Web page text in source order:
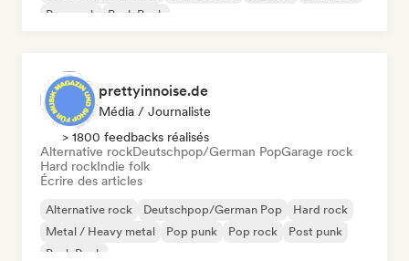
Pop punk
Punk Rock
prettyinnoise.de
Média / Journaliste
> 1800 feedbacks réalisés
Alternative rockDeutschpop/German PopGarage rock
Hard rockIndie folk
Écrire des articles
Alternative rock Deutschpop/German Pop
Hard rock
Metal / Heavy metal
Pop punk Pop rock
Post punk
Punk Rock